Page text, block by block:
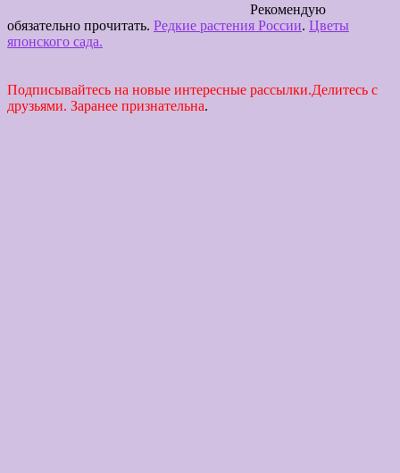
Рекомендую
обязательно прочитать. Редкие растения России. Цветы
японского сада.
Подписывайтесь на новые интересные рассылки.Делитесь с
друзьями. Заранее признательна.